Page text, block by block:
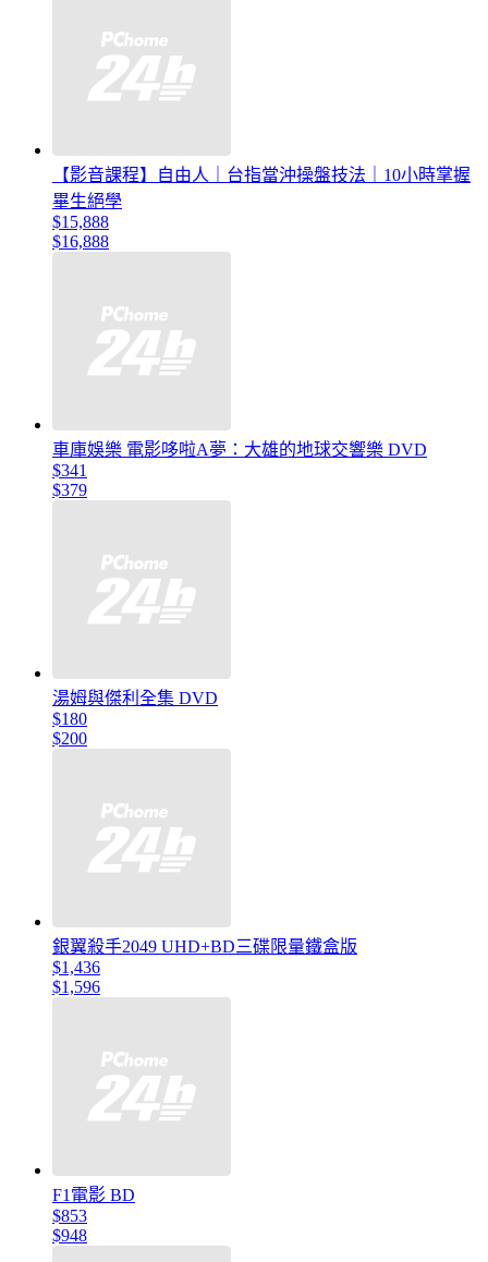
【影音課程】自由人｜台指當沖操盤技法｜10小時掌握
畢生絕學
$15,888
$16,888
車庫娛樂 電影哆啦A夢：大雄的地球交響樂 DVD
$341
$379
湯姆與傑利全集 DVD
$180
$200
銀翼殺手2049 UHD+BD三碟限量鐵盒版
$1,436
$1,596
F1電影 BD
$853
$948